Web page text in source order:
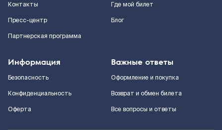
Контакты
Пресс-центр
Партнерская программа
Где мой билет
Блог
Информация
Безопасность
Конфиденциальность
Оферта
Важные ответы
Оформление и покупка
Возврат и обмен билета
Все вопросы и ответы